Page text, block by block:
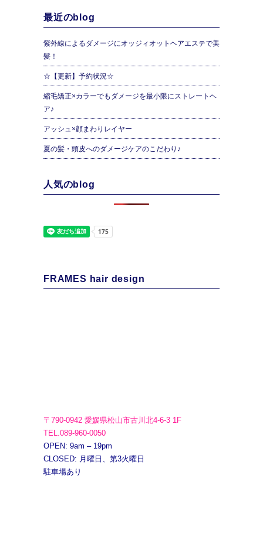
最近のblog
紫外線によるダメージにオッジィオットヘアエステで美
髪！
☆【更新】予約状況☆
縮毛矯正×カラーでもダメージを最小限にストレートヘ
ア♪
アッシュ×顔まわりレイヤー
夏の髪・頭皮へのダメージケアのこだわり♪
人気のblog
FRAMES hair design
〒790-0942 愛媛県松山市古川北4-6-3 1F
TEL.089-960-0050
OPEN: 9am – 19pm
CLOSED: 月曜日、第3火曜日
駐車場あり